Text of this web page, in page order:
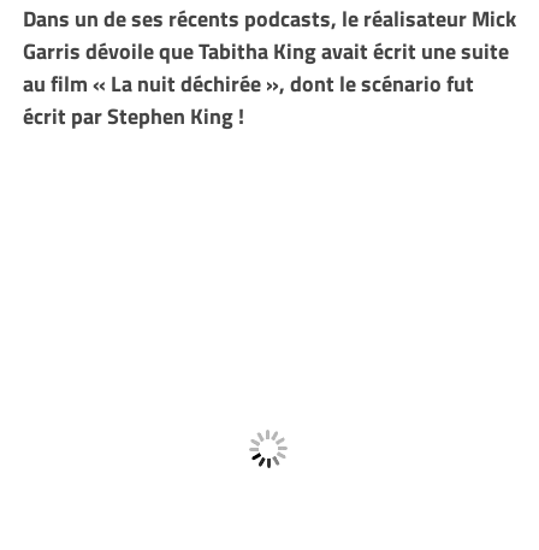
Dans un de ses récents podcasts, le réalisateur Mick
Garris dévoile que Tabitha King avait écrit une suite
au film « La nuit déchirée », dont le scénario fut
écrit par Stephen King !